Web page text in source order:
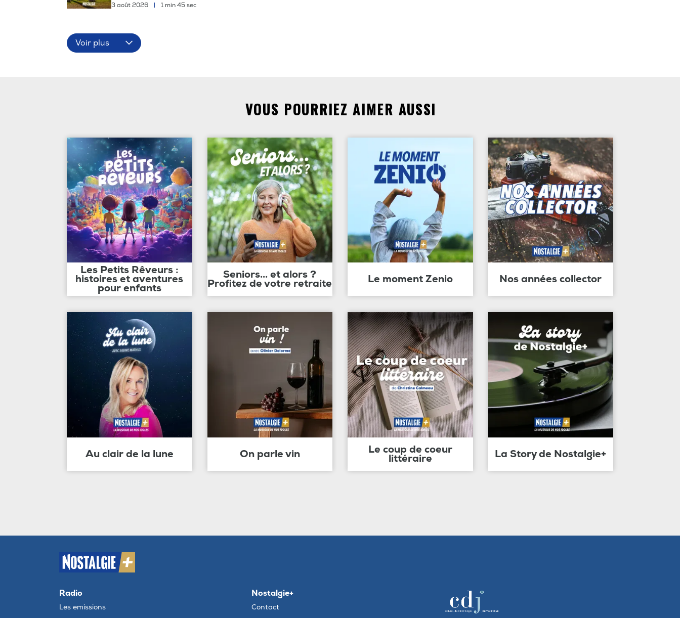
3 août 2026 | 1 min 45 sec
Voir plus
VOUS POURRIEZ AIMER AUSSI
Les Petits Rêveurs :
histoires et aventures
pour enfants
Seniors... et alors ?
Profitez de votre retraite Le moment Zenio Nos années collector
Au clair de la lune On parle vin Le coup de coeur
littéraire La Story de Nostalgie+
Radio
Les emissions
Nostalgie+
Contact